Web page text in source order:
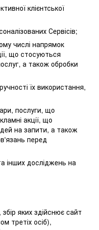
клієнтської
Сервісів;
числі напрямок
що стосуються
а також обробки
їх використання,
послуги, що
акції, що
на запити, а також
перед
інших досліджень на
яких здійснює сайт
третіх осіб),